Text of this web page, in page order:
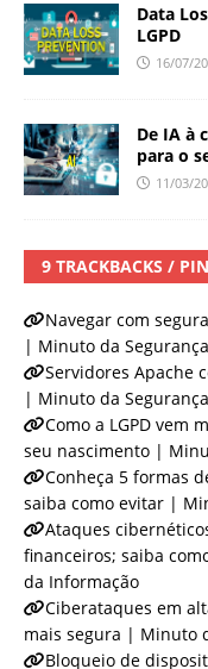
Data
LGPD
16/07/
De IA à
para o
11/03/
9 TRACKBACKS /
Navegar com
| Minuto da
Servidores Apache
| Minuto da
Como a LGPD vem
seu nascimento |
Conheça 5 formas
saiba como evitar |
Ataques
financeiros; saiba
da Informação
Ciberataques em
mais segura | Minuto
Bloqueio de